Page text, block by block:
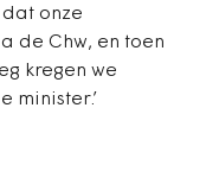
dat onze
de Chw, en toen
kregen we
minister.’